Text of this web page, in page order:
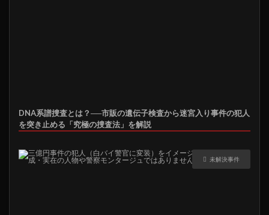
DNA系譜捜査とは？──市販の遺伝子検査から迷宮入り事件の犯人
を突き止める「究極の捜査法」を解説
未解決事件